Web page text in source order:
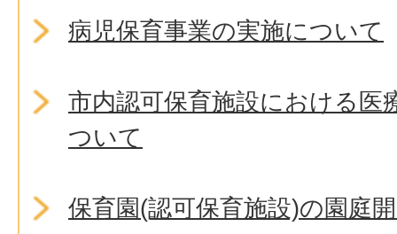
病児保育事業の実施について
市内認可保育施設における医
ついて
保育園(認可保育施設)の園庭